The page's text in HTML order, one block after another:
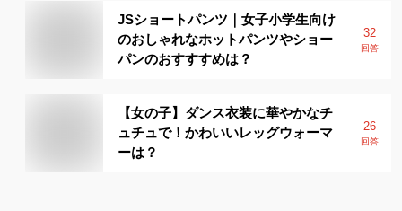
JSショートパンツ｜女子小学生向け
のおしゃれなホットパンツやショー
パンのおすすすめは？
32
回答
【女の子】ダンス衣装に華やかなチ
ュチュで！かわいいレッグウォーマ
ーは？
26
回答